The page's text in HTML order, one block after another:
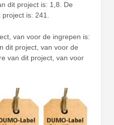
dit project is: 1,8. De
is: 241.
van voor de ingrepen is:
dit project, van voor de
van dit project, van voor